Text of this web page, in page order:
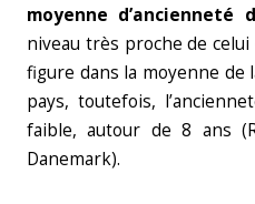
moyenne d’ancienneté
niveau très proche de celui
figure dans la moyenne de
pays, toutefois,
faible, autour de 8 ans
Danemark).